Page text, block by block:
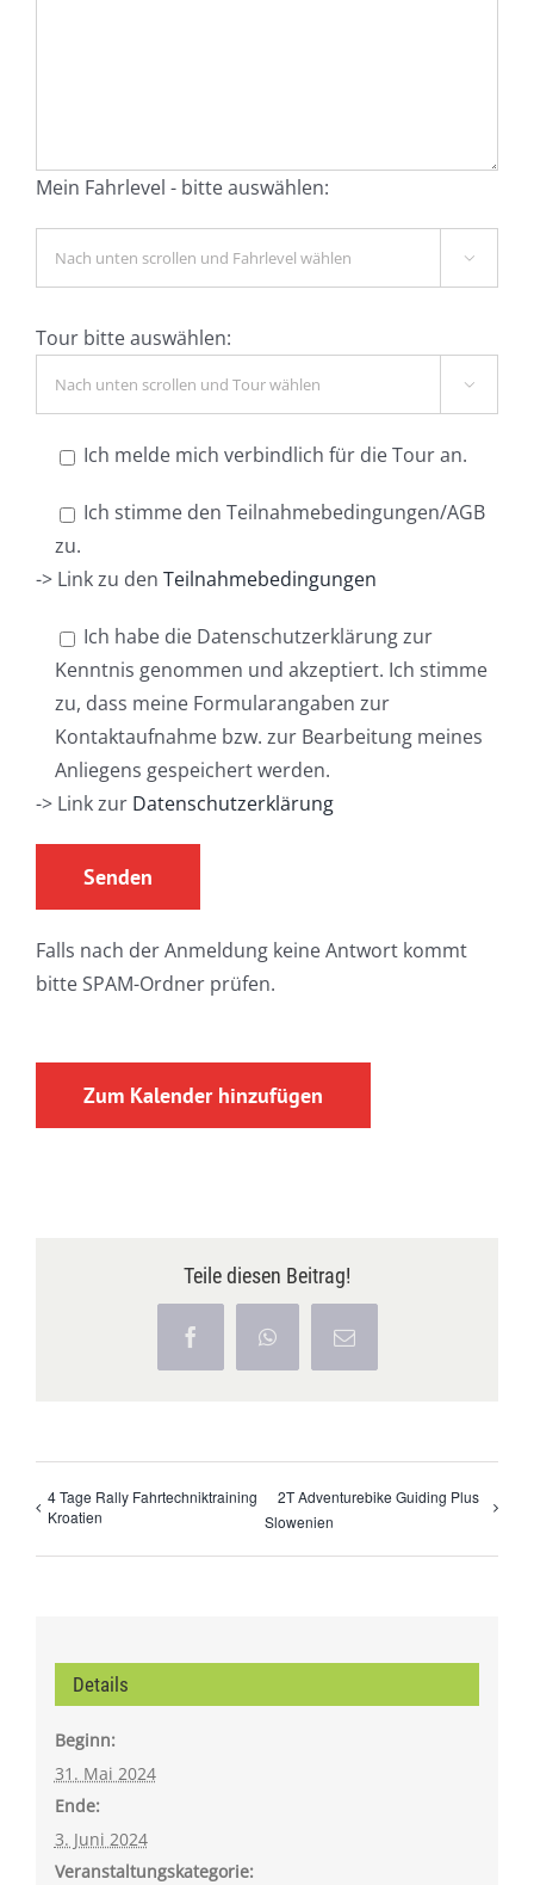
Mein Fahrlevel - bitte auswählen:

Tour bitte auswählen:

Ich melde mich verbindlich für die Tour an.
Ich stimme den Teilnahmebedingungen/AGB
zu.
-> Link zu den Teilnahmebedingungen
Ich habe die Datenschutzerklärung zur
Kenntnis genommen und akzeptiert. Ich stimme
zu, dass meine Formularangaben zur
Kontaktaufnahme bzw. zur Bearbeitung meines
Anliegens gespeichert werden.
-> Link zur Datenschutzerklärung
Falls nach der Anmeldung keine Antwort kommt
bitte SPAM-Ordner prüfen.
Zum Kalender hinzufügen
Teile diesen Beitrag!
FacebookWhatsApp
E-
Mail
4 Tage Rally Fahrtechniktraining
Kroatien
2T Adventurebike Guiding Plus
Slowenien
Details
Beginn:
31. Mai 2024
Ende:
3. Juni 2024
Veranstaltungskategorie: